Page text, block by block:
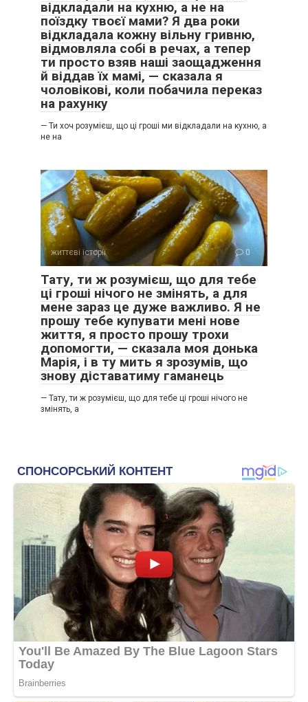
відкладали на кухню, а не на
поїздку твоєї мами? Я два роки
відкладала кожну вільну гривню,
відмовляла собі в речах, а тепер
ти просто взяв наші заощадження
й віддав їх мамі, — сказала я
чоловікові, коли побачила переказ
на рахунку
— Ти хоч розумієш, що ці гроші ми відкладали на кухню, а
не на
життєві історії 0
Тату, ти ж розумієш, що для тебе
ці гроші нічого не змінять, а для
мене зараз це дуже важливо. Я не
прошу тебе купувати мені нове
життя, я просто прошу трохи
допомогти, — сказала моя донька
Марія, і в ту мить я зрозумів, що
знову діставатиму гаманець
— Тату, ти ж розумієш, що для тебе ці гроші нічого не
змінять, а